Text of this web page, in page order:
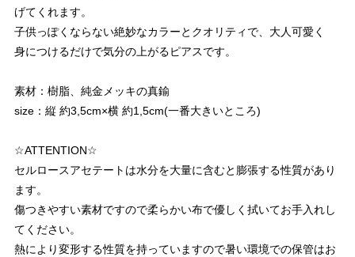
げてくれます。
子供っぽくならない絶妙なカラーとクオリティで、大人可愛く
身につけるだけで気分の上がるピアスです。
素材：樹脂、純金メッキの真鍮
size：縦 約3,5cm×横 約1,5cm(一番大きいところ)
☆ATTENTION☆
セルロースアセテートは水分を大量に含むと膨張する性質があり
ます。
傷つきやすい素材ですので柔らかい布で優しく拭いてお手入れし
てください。
熱により変形する性質を持っていますので暑い環境での保管はお